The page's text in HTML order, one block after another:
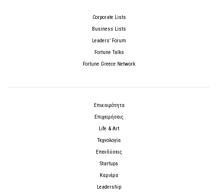
Corporate Lists
Business Lists
Leaders’ Forum
Fortune Talks
Fortune Greece Network
Επικαιρότητα
Επιχειρήσεις
Life & Art
Τεχνολογία
Επενδύσεις
Startups
Καριέρα
Leadership